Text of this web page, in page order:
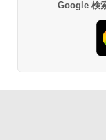
Google 検